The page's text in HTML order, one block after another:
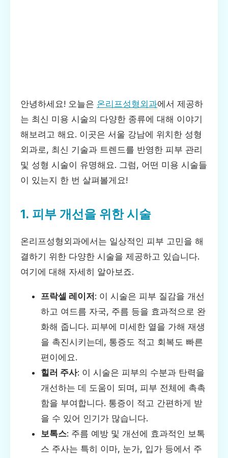
안녕하세요! 오늘은 온리프성형외과에서 제공하
는 최신 미용 시술의 다양한 종류에 대해 이야기
해보려고 해요. 이곳은 서울 강남에 위치한 성형
외과로, 최신 기술과 트렌드를 반영한 피부 관리
및 성형 시술이 유명해요. 그럼, 어떤 미용 시술들
이 있는지 한 번 살펴볼게요!
1. 피부 개선을 위한 시술
온리프성형외과에서는 일상적인 피부 고민을 해
결하기 위한 다양한 시술을 제공하고 있습니다.
여기에 대해 자세히 알아보죠.
프락셀 레이저: 이 시술은 피부 질감을 개선
하고 여드름 자국, 주름 등을 효과적으로 완
화해 줍니다. 피부에 미세한 열을 가해 재생
을 촉진시키는데, 통증도 적고 회복도 빠른
편이에요.
힐러 주사: 이 시술은 피부의 수분과 탄력을
개선하는 데 도움이 되며, 피부 전체에 촉촉
함을 부여합니다. 통증이 적고 간편하게 받
을 수 있어 인기가 많습니다.
보톡스: 주름 예방 및 개선에 효과적인 보톡
스 주사는 특히 이마, 눈가, 입가 등에서 주